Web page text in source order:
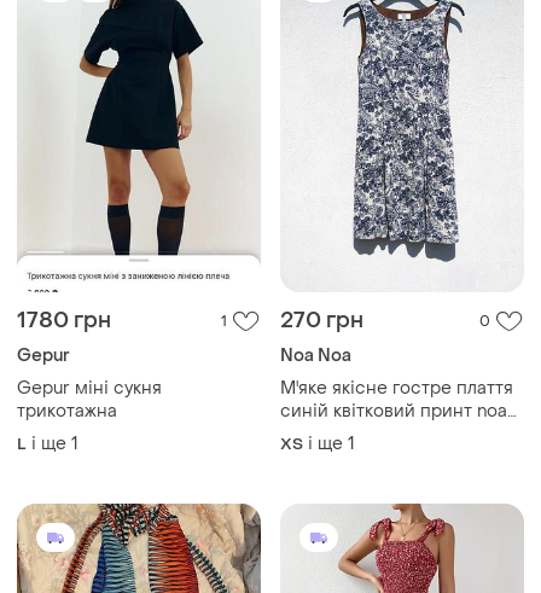
1780 грн 1
Gepur
Gepur міні сукня
трикотажна
L і ще 1
270 грн 0
Noa Noa
М'яке якісне гостре плаття
синій квітковий принт noa
noa
ХS і ще 1